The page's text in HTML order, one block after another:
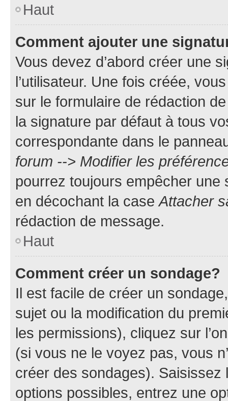
Haut
Comment ajouter une
Vous devez d’abord créer une
l’utilisateur. Une fois créée,
sur le formulaire de rédaction
la signature par défaut à tous
correspondante dans le
forum --> Modifier les
pourrez toujours empêcher une
en décochant la caseAttacher
rédaction de message.
Haut
Comment créer un sondage?
Il est facile de créer un
sujet ou la modification du
les permissions), cliquez sur
(si vous ne le voyez pas, vous
créer des sondages).
options possibles, entrez une